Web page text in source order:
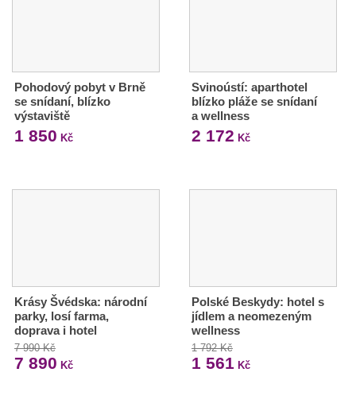
Pohodový pobyt v Brně
se snídaní, blízko
výstaviště
1 850 Kč
Svinoústí: aparthotel
blízko pláže se snídaní
a wellness
2 172 Kč
Krásy Švédska: národní
parky, losí farma,
doprava i hotel
7 990 Kč
7 890 Kč
Polské Beskydy: hotel s
jídlem a neomezeným
wellness
1 792 Kč
1 561 Kč